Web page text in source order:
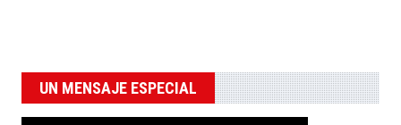
UN MENSAJE ESPECIAL